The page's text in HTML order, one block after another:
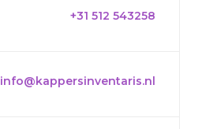
+31 512 543258
info@kappersinventaris.nl